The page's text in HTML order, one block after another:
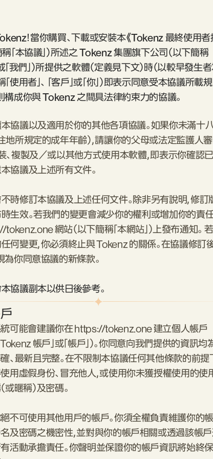
！當你購買、下載或安裝本《Tokenz 最終使用
稱「本協議」）所述之 Tokenz 集團旗下公司（以下簡稱
「我們」）所提供之軟體（定義見下文）時（以較早發生者
「使用者」、 「客戶」或「你」）即表示同意受本協議所載
構成你與 Tokenz 之間具法律約束力的協議。
協議以及適用於你的其他各項協議。如果你未滿十八
地所規定的成年年齡），請讓你的父母或法定監護人
、複製及／或以其他方式使用本軟體，即表示你確認已
協議及上述所有文件。
時修訂本協議及上述任何文件。除非另有說明，修訂
生效。若我們的變更會減少你的權利或增加你的責任
網站（以下簡稱「本網站」）上發布通知。
何變更，你必須終止與 Tokenz 的關係。在協議修訂
為你同意協議的新條款。
協議副本以供日後參考。
可能會建議你在 https://tokenz.one 建立個人帳戶
Tokenz 帳戶」或「帳戶」）。你同意向我們提供的資訊均
、最新且完整。在不限制本協議任何其他條款的前提
用虛假身份、冒充他人，或使用你未獲授權使用的使
或暱稱）及密碼。
不可使用其他用戶的帳戶。你須全權負責維護你的帳
及密碼之機密性，並對與你的帳戶相關或透過該帳
活動承擔責任。你聲明並保證你的帳戶資訊將始終